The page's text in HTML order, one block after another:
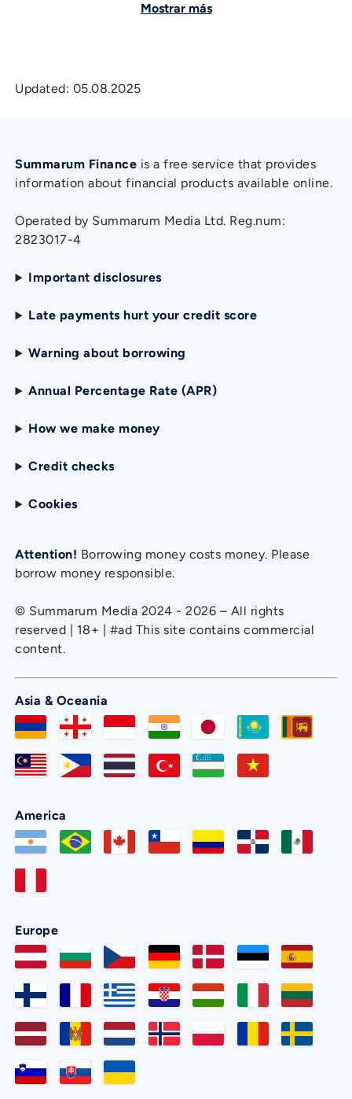
Mostrar más
Updated: 05.08.2025
Summarum Finance is a free service that provides
information about financial products available online.
Operated by Summarum Media Ltd. Reg.num:
2823017-4
Important disclosures
Late payments hurt your credit score
Warning about borrowing
Annual Percentage Rate (APR)
How we make money
Credit checks
Cookies
Attention! Borrowing money costs money. Please
borrow money responsible.
© Summarum Media 2024 - 2026 – All rights
reserved | 18+ | #ad This site contains commercial
content.
Asia & Oceania
America
Europe